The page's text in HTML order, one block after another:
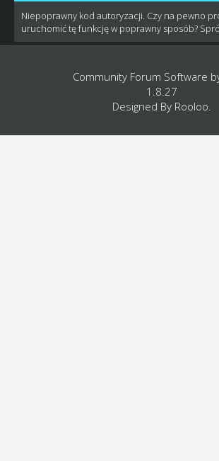
Niepoprawny kod autoryzacji. Czy na pewno
uruchomić tę funkcję w poprawny sposób?
Community Forum Software
1.8.27
Designed By Rooloo.